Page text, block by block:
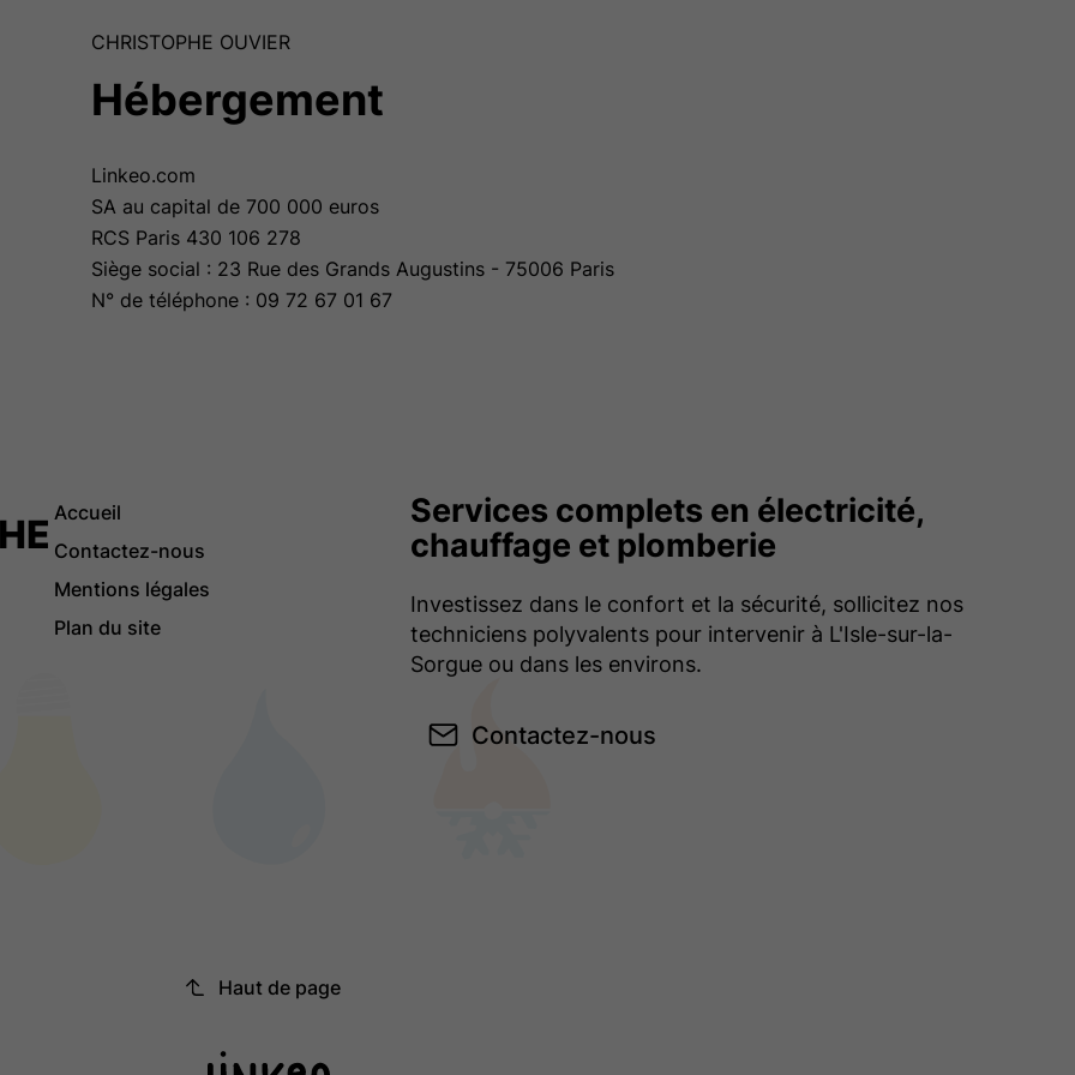
CHRISTOPHE OUVIER
Hébergement
Linkeo.com
SA au capital de 700 000 euros
RCS Paris 430 106 278
Siège social : 23 Rue des Grands Augustins - 75006 Paris
N° de téléphone : 09 72 67 01 67
Accueil
Contactez-nous
Mentions légales
Plan du site
Services complets en électricité,
chauffage et plomberie
Investissez dans le confort et la sécurité, sollicitez nos
techniciens polyvalents pour intervenir à L'Isle-sur-la-
Sorgue ou dans les environs.
Contactez-nous
Haut de page